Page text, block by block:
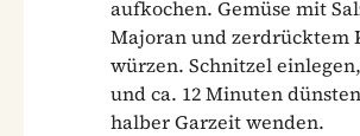
aufkochen. Gemüse mit
Majoran und zerdrücktem
würzen. Schnitzel
und ca. 12 Minuten
halber Garzeit wenden.